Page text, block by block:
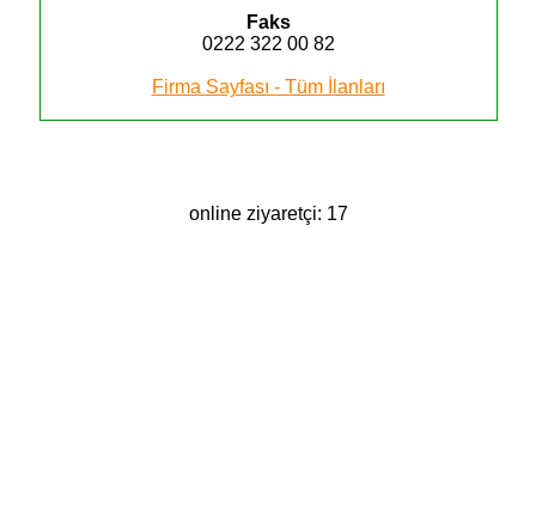
Faks
0222 322 00 82
Firma Sayfası - Tüm İlanları
online ziyaretçi: 17